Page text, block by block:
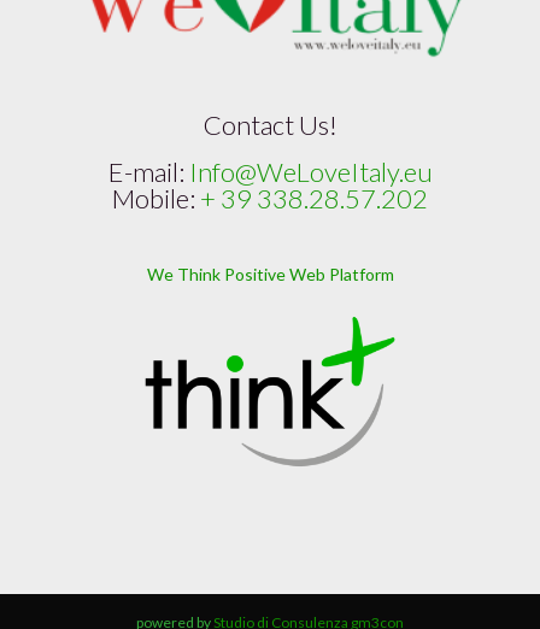
Contact Us!
E-mail: Info@WeLoveItaly.eu
Mobile: + 39 338.28.57.202
We Think Positive Web Platform
powered by Studio di Consulenza gm3con